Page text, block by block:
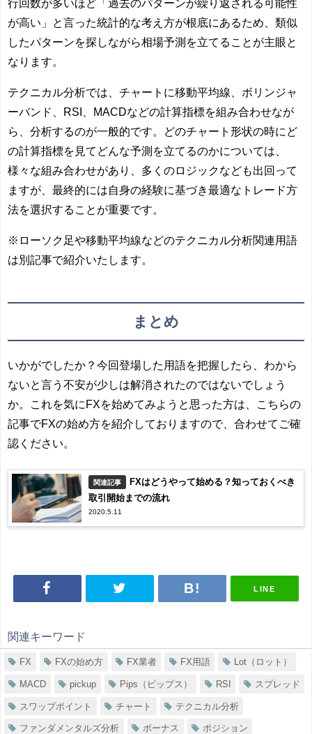
行回数が多いほど「過去のパターンが繰り返される可能性
が高い」と言った統計的な考え方が根底にあるため、類似
したパターンを探しながら相場予測を立てることが主眼と
なります。
テクニカル分析では、チャートに移動平均線、ボリンジャ
ーバンド、RSI、MACDなどの計算指標を組み合わせなが
ら、分析するのが一般的です。どのチャート形状の時にど
の計算指標を見てどんな予測を立てるのかについては、
様々な組み合わせがあり、多くのロジックなども出回って
ますが、最終的には自身の経験に基づき最適なトレード方
法を選択することが重要です。
※ローソク足や移動平均線などのテクニカル分析関連用語
は別記事で紹介いたします。
まとめ
いかがでしたか？今回登場した用語を把握したら、わから
ないと言う不安が少しは解消されたのではないでしょう
か。これを気にFXを始めてみようと思った方は、こちらの
記事でFXの始め方を紹介しておりますので、合わせてご確
認ください。
関連記事
FXはどうやって始める？知っておくべき
取引開始までの流れ
2020.5.11
LINE
関連キーワード
FX FXの始め方 FX業者 FX用語 Lot（ロット）
MACD pickup Pips（ピップス） RSI スプレッド
スワップポイント チャート テクニカル分析
ファンダメンタルズ分析 ボーナス ポジション